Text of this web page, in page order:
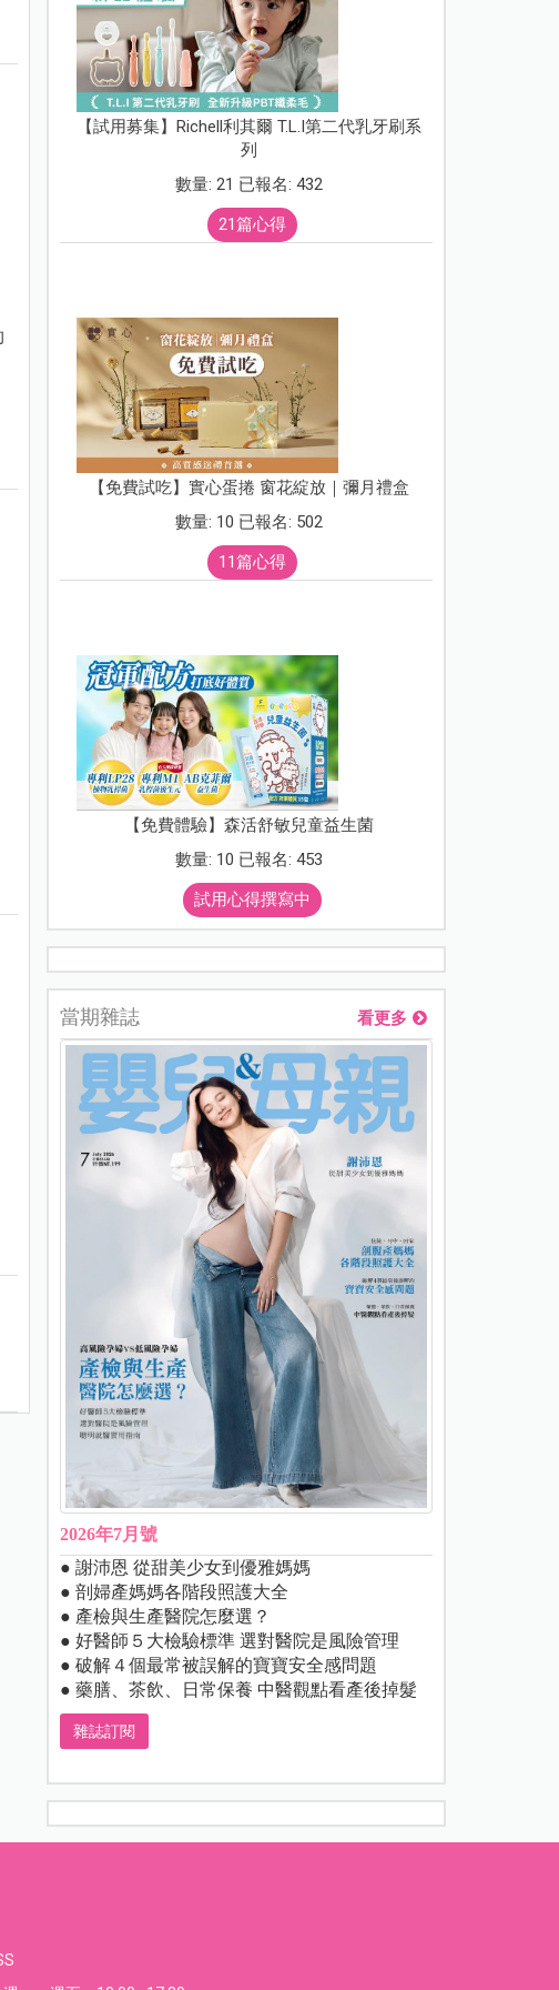
【試用募集】Richell利其爾 T.L.I第二代乳牙刷系
列
數量: 21 已報名: 432
21篇心得
【免費試吃】實心蛋捲 窗花綻放｜彌月禮盒
數量: 10 已報名: 502
11篇心得
【免費體驗】森活舒敏兒童益生菌
數量: 10 已報名: 453
試用心得撰寫中
當期雜誌 看更多
2026年7月號
● 謝沛恩 從甜美少女到優雅媽媽
● 剖婦產媽媽各階段照護大全
● 產檢與生產醫院怎麼選？
● 好醫師５大檢驗標準 選對醫院是風險管理
● 破解４個最常被誤解的寶寶安全感問題
● 藥膳、茶飲、日常保養 中醫觀點看產後掉髮
雜誌訂閱